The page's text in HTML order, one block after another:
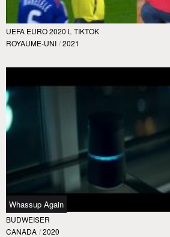
UEFA EURO 2020 L TIKTOK
ROYAUME-UNI / 2021
Whassup Again
BUDWEISER
CANADA / 2020